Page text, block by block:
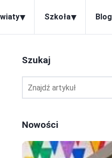
▾ Szkoła▾ Blog
Szukaj
Nowości